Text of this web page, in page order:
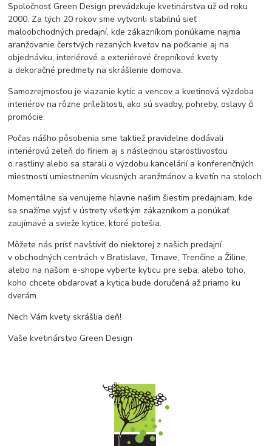
Spoločnosť Green Design prevádzkuje kvetinárstva už od roku
2000. Za tých 20 rokov sme vytvorili stabilnú sieť
maloobchodných predajní, kde zákazníkom ponúkame najmä
aranžovanie čerstvých rezaných kvetov na počkanie aj na
objednávku, interiérové a exteriérové črepníkové kvety
a dekoračné predmety na skrášlenie domova.
Samozrejmosťou je viazanie kytíc a vencov a kvetinová výzdoba
interiérov na rôzne príležitosti, ako sú svadby, pohreby, oslavy či
promócie.
Počas nášho pôsobenia sme taktiež pravidelne dodávali
interiérovú zeleň do firiem aj s následnou starostlivosťou
o rastliny alebo sa starali o výzdobu kancelárií a konferenčných
miestností umiestnením vkusných aranžmánov a kvetín na stoloch.
Momentálne sa venujeme hlavne našim šiestim predajniam, kde
sa snažíme vyjsť v ústrety všetkým zákazníkom a ponúkať
zaujímavé a svieže kytice, ktoré potešia.
Môžete nás prísť navštíviť do niektorej z našich predajní
v obchodných centrách v Bratislave, Trnave, Trenčíne a Žiline,
alebo na našom e-shope vyberte kyticu pre seba, alebo toho,
koho chcete obdarovať a kytica bude doručená až priamo ku
dverám.
Nech Vám kvety skrášlia deň!
Vaše kvetinárstvo Green Design